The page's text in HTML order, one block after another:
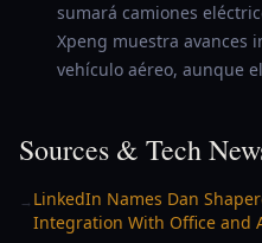
sumará camiones
Xpeng muestra avances
vehículo aéreo, aunque
Sources & Tech
→ LinkedIn Names Dan
Integration With Office and